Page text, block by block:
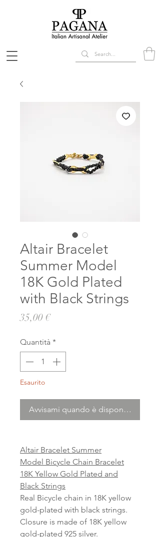
Altair Bracelet
Summer Model
18K Gold Plated
with Black Strings
35,00 €Prezzo
Quantità *
Esaurito
Avvisami quando è disponibile
Altair Bracelet Summer
Model Bicycle Chain Bracelet
18K Yellow Gold Plated and
Black Strings
Real Bicycle chain in 18K yellow
gold-plated with black strings.
Closure is made of 18K yellow
gold-plated 925 silver.